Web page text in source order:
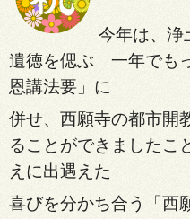
今年は、浄
遺徳を偲ぶ 一年でも
恩講法要」に
併せ、 西願寺の都市開
ることができましたこ
えに出遇えた
喜びを分かち合う「西